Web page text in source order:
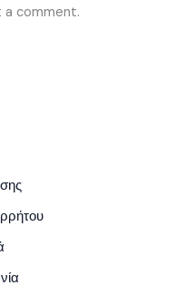
comment.